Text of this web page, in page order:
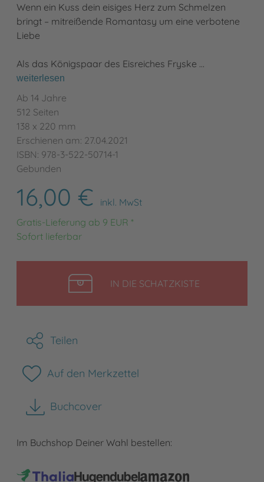
Wenn ein Kuss dein eisiges Herz zum Schmelzen
bringt – mitreißende Romantasy um eine verbotene
Liebe
Als das Königspaar des Eisreiches Fryske …
weiterlesen
Ab 14 Jahre
512 Seiten
138 x 220 mm
Erschienen am: 27.04.2021
ISBN: 978-3-522-50714-1
Gebunden
16,00 €
inkl. MwSt
Gratis-Lieferung ab 9 EUR *
Sofort lieferbar
IN DIE SCHATZKISTELEGEN
Teilen
Auf den Merkzettel
Buchcover
herunterladen
Im Buchshop Deiner Wahl bestellen: